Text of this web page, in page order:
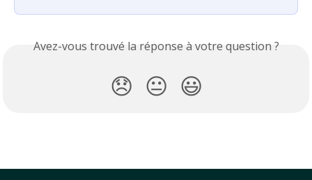
Avez-vous trouvé la réponse à votre question ?
😞 😐 😃